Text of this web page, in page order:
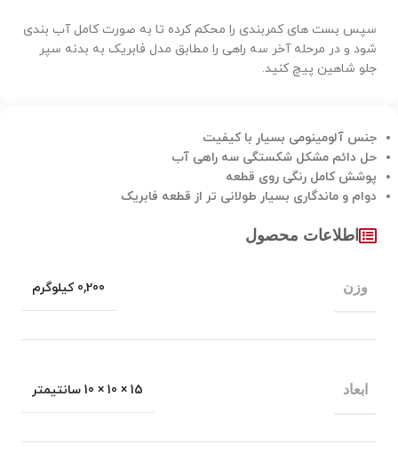
سپس بست های کمربندی را محکم کرده تا به صورت کامل آب بندی
شود و در مرحله آخر سه راهی را مطابق مدل فابریک به بدنه سپر
جلو شاهین پیچ کنید.
جنس آلومینومی بسیار با کیفیت
حل دائم مشکل شکستگی سه راهی آب
پوشش کامل رنگی روی قطعه
دوام و ماندگاری بسیار طولانی تر از قطعه فابریک
اطلاعات محصول
وزن 0,200 کیلوگرم
ابعاد 15 × 10 × 10 سانتیمتر